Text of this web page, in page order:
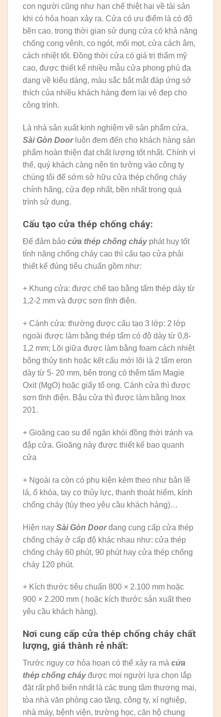
con người cũng như hạn chế thiệt hại về tài sản
khi có hỏa hoạn xảy ra. Cửa có ưu điểm là có độ
bền cao, trong thời gian sử dụng cửa có khả năng
chống cong vênh, co ngót, mối mọt, cửa cách âm,
cách nhiệt tốt. Đồng thời cửa có giá trị thẩm mỹ
cao, được thiết kế nhiều mẫu cửa phong phú đa
dạng về kiểu dáng, màu sắc bắt mắt đáp ứng sở
thích của nhiều khách hàng đem lại vẻ đẹp cho
công trình.
Là nhà sản xuất kinh nghiệm về sản phẩm cửa,
Sài Gòn Doorluôn đem đến cho khách hàng sản
phẩm hoàn thiện đạt chất lượng tốt nhất. Chính vì
thế, quý khách càng nên tin tưởng vào công ty
chúng tôi để sớm sở hữu cửa thép chống cháy
chính hãng, cửa đẹp nhất, bền nhất trong quá
trình sử dụng.
Cấu tạo cửa thép chống cháy:
Để đảm bảo cửa thép chống cháyphát huy tốt
tính năng chống cháy cao thì cấu tạo cửa phải
thiết kế đúng tiêu chuẩn gồm như:
+ Khung cửa: được chế tạo bằng tấm thép dày từ
1,2-2 mm và được sơn tĩnh điện.
+ Cánh cửa: thường được cấu tạo 3 lớp: 2 lớp
ngoài được làm bằng thép tấm có độ dày từ 0,8-
1,2 mm; Lõi giữa được làm bằng foam cách nhiệt
bông thủy tinh hoặc kết cấu mới lõi là 2 tấm eron
dày từ 5- 20 mm, bên trong có thêm tấm Magie
Oxit (MgO) hoặc giấy tổ ong. Cánh cửa thì được
sơn tĩnh điện. Bậu cửa thì được làm bằng Inox
201.
+ Gioăng cao su để ngăn khói đồng thời tránh va
đập cửa. Gioăng này được thiết kế bao quanh
cửa
+ Ngoài ra còn có phụ kiện kèm theo như bản lề
lá, ổ khóa, tay co thủy lực, thanh thoát hiểm, kính
chống cháy (tùy theo yêu cầu khách hàng)…
Hiện nay Sài Gòn Doorđang cung cấp cửa thép
chống cháy ở cấp độ khác nhau như: cửa thép
chống cháy 60 phút, 90 phút hay cửa thép chống
cháy 120 phút.
+ Kích thước tiêu chuẩn 800 × 2.100 mm hoặc
900 × 2.200 mm ( hoặc kích thước sản xuất theo
yêu cầu khách hàng).
Nơi cung cấp cửa thép chống cháy chất
lượng, giá thành rẻ nhất:
Trước nguy cơ hỏa hoạn có thể xảy ra mà cửa
thép chống cháy được mọi người lựa chọn lắp
đặt rất phổ biến nhất là các trung tâm thương mại,
tòa nhà văn phòng cao tầng, công ty, xí nghiệp,
nhà máy, bệnh viện, trường học, căn hộ chung